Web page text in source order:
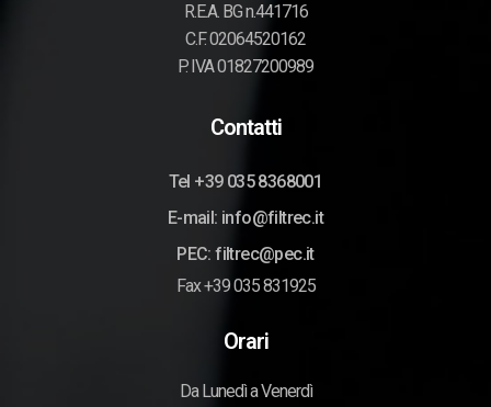
R.E.A. BG n.441716
C.F. 02064520162
P. IVA 01827200989
Contatti
Tel +39 035 8368001
E-mail: info@filtrec.it
PEC: filtrec@pec.it
Fax +39 035 831925
Orari
Da Lunedì a Venerdì